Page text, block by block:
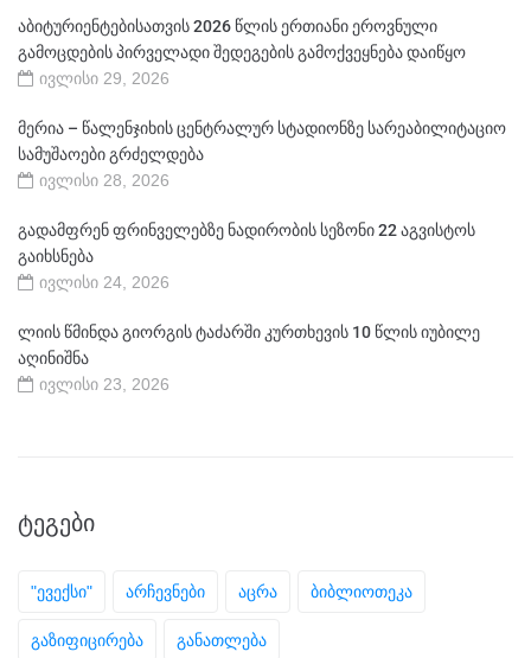
აბიტურიენტებისათვის 2026 წლის ერთიანი ეროვნული
გამოცდების პირველადი შედეგების გამოქვეყნება დაიწყო
ივლისი 29, 2026
მერია – წალენჯიხის ცენტრალურ სტადიონზე სარეაბილიტაციო
სამუშაოები გრძელდება
ივლისი 28, 2026
გადამფრენ ფრინველებზე ნადირობის სეზონი 22 აგვისტოს
გაიხსნება
ივლისი 24, 2026
ლიის წმინდა გიორგის ტაძარში კურთხევის 10 წლის იუბილე
აღინიშნა
ივლისი 23, 2026
ᲢᲔᲒᲔᲑᲘ
"ევექსი" არჩევნები აცრა ბიბლიოთეკა
გაზიფიცირება განათლება